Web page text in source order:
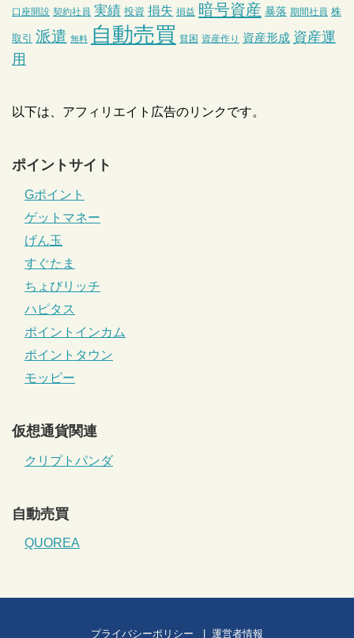
口座開設 契約社員 実績 投資 損失 損益 暗号資産 暴落 期間社員 株
取引 派遣 無料 自動売買 貧困 資産作り 資産形成 資産運
用
以下は、アフィリエイト広告のリンクです。
ポイントサイト
Gポイント
ゲットマネー
げん玉
すぐたま
ちょびリッチ
ハピタス
ポイントインカム
ポイントタウン
モッピー
仮想通貨関連
クリプトパンダ
自動売買
QUOREA
プライバシーポリシー 運営者情報